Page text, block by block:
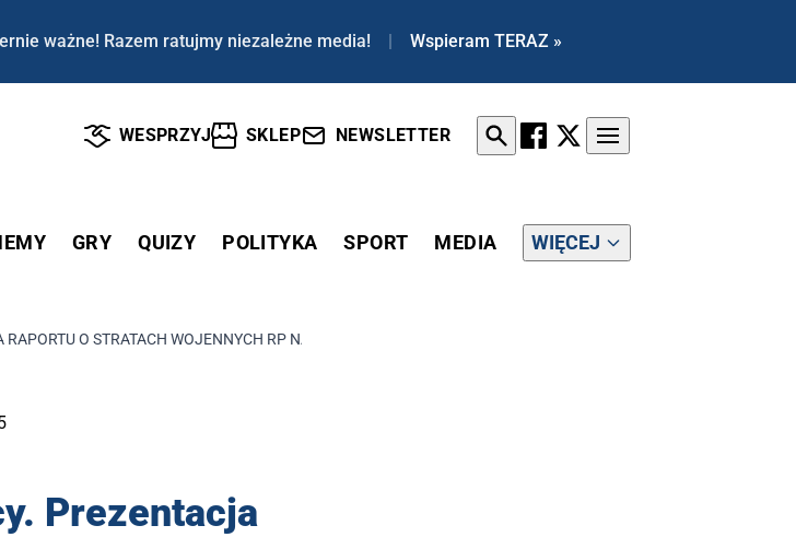
ważne! Razem ratujmy niezależne media! | Wspieram TERAZ »
WESPRZYJ SKLEP NEWSLETTER
GRY QUIZY POLITYKA SPORT MEDIA WIĘCEJ
O STRATACH WOJENNYCH RP NA ZAMKU KRÓLEWSKIM W WARSZAWIE
Prezentacja